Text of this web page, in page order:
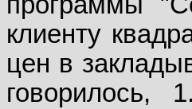
клиенту
цен в
говорилось,